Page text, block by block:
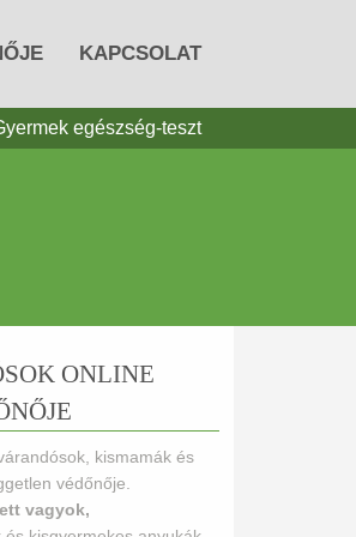
KAPCSOLAT
egészség-teszt
ONLINE
vagyok,